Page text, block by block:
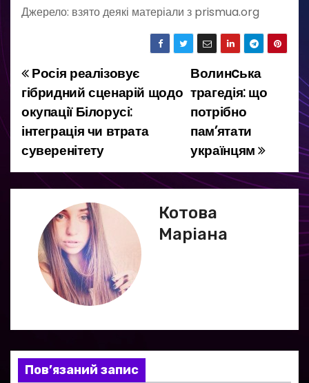
Джерело: взято деякі матеріали з prismua.org
Н
а
в
і
г
з
а
Волинcька
трагедія: що
потрібно
пам’ятати
українцям
Росія реалізовує
гібридний сценарій щодо
окупації Білорусі:
інтеграція чи втрата
суверенітету
Котова
Маріана
Пов’язаний запис